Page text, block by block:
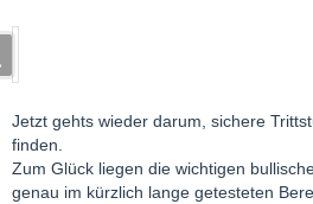
Jetzt gehts wieder darum, sichere
finden.
Zum Glück liegen die wichtigen
genau im kürzlich lange getesteten